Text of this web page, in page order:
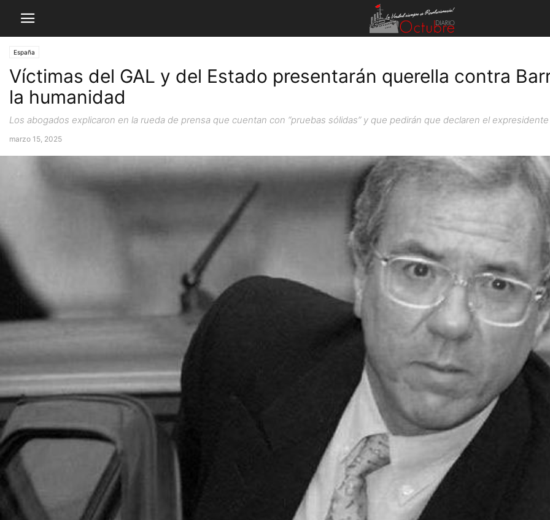
España
Víctimas del GAL y del Estado presentarán querella contra
la humanidad
Los abogados explicaron en la rueda de prensa que cuentan con “pruebas sólidas” y que pedirán que declaren el
marzo 15, 2025